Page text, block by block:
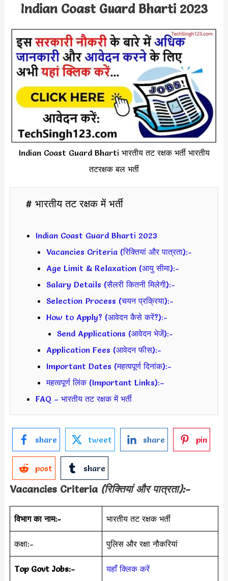
Indian Coast Guard Bharti 2023
Indian Coast Guard Bharti भारतीय तट रक्षक भर्ती भारतीय
तटरक्षक बल भर्ती
# भारतीय तट रक्षक में भर्ती
Indian Coast Guard Bharti 2023
Vacancies Criteria (रिक्तियां और पात्रता):-
Age Limit & Relaxation (आयु सीमा):-
Salary Details (सैलरी कितनी मिलेगी):-
Selection Process (चयन प्रक्रिया):-
How to Apply? (आवेदन कैसे करें?):-
Send Applications (आवेदन भेजें):-
Application Fees (आवेदन फीस):-
Important Dates (महत्वपूर्ण दिनांक):-
महत्वपूर्ण लिंक (Important Links):–
FAQ – भारतीय तट रक्षक में भर्ती
share tweet share pin
post share
Vacancies Criteria (रिक्तियां और पात्रता):-
विभाग का नाम:- भारतीय तट रक्षक भर्ती
कक्षा:- पुलिस और रक्षा नौकरियां
Top Govt Jobs:- यहाँ क्लिक करें